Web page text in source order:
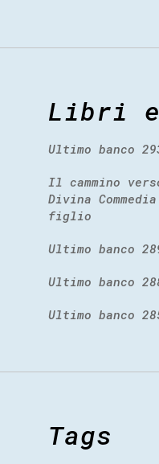
Libri
Ultimo banco
Il cammino
Divina
figlio
Ultimo banco
Ultimo banco
Ultimo banco
Tags